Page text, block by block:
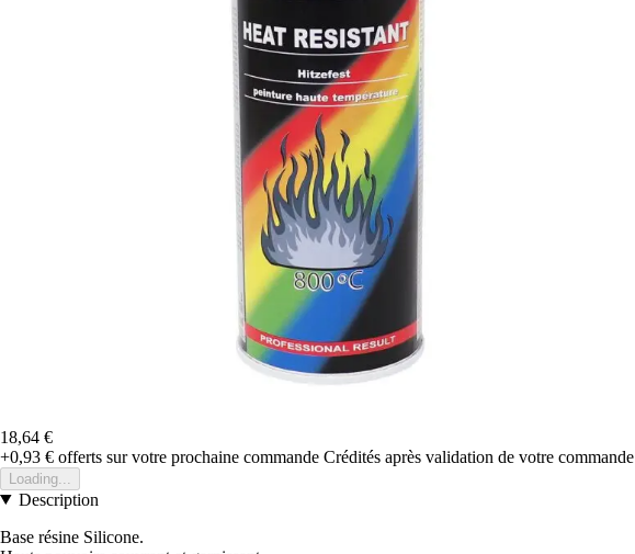
18,64 €
+0,93 € offerts sur votre prochaine commande Crédités après validation de votre commande
Loading...
Description
Base résine Silicone.